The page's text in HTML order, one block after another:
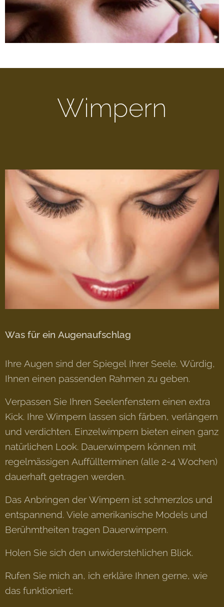
Wimpern
Was für ein Augenaufschlag
Ihre Augen sind der Spiegel Ihrer Seele. Würdig,
Ihnen einen passenden Rahmen zu geben.
Verpassen Sie Ihren Seelenfenstern einen extra
Kick. Ihre Wimpern lassen sich färben, verlängern
und verdichten. Einzelwimpern bieten einen ganz
natürlichen Look. Dauerwimpern können mit
regelmässigen Auffüllterminen (alle 2-4 Wochen)
dauerhaft getragen werden.
Das Anbringen der Wimpern ist schmerzlos und
entspannend. Viele amerikanische Models und
Berühmtheiten tragen Dauerwimpern.
Holen Sie sich den unwiderstehlichen Blick.
Rufen Sie mich an, ich erkläre Ihnen gerne, wie
das funktioniert: